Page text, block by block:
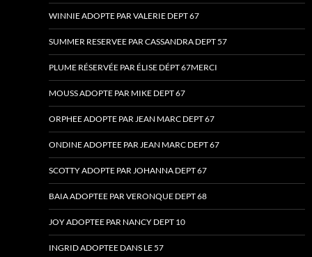
WINNIE ADOPTE PAR VALERIE DEPT 67
SUMMER RESERVEE PAR CASSANDRA DEPT 57
PLUME RÉSERVÉE PAR ÉLISE DÉPT 67MERCI
MOUSS ADOPTE PAR MIKE DEPT 67
ORPHEE ADOPTE PAR JEAN MARC DEPT 67
ONDINE ADOPTEE PAR JEAN MARC DEPT 67
SCOTTY ADOPTE PAR JOHANNA DEPT 67
BAIA ADOPTEE PAR VERONQUE DEPT 68
JOY ADOPTEE PAR NANCY DEPT 10
INGRID ADOPTEE DANS LE 57